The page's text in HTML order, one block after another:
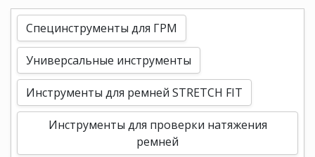
Специнструменты для ГРМ
Универсальные инструменты
Инструменты для ремней STRETCH FIT
Инструменты для проверки натяжения
ремней